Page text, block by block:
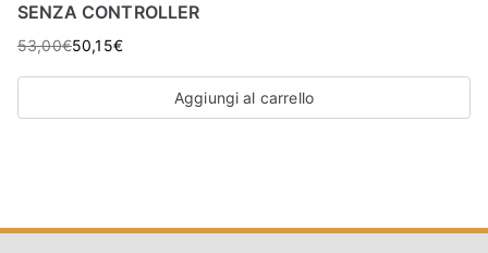
SENZA CONTROLLER
53,00€50,15€
Aggiungi al carrello